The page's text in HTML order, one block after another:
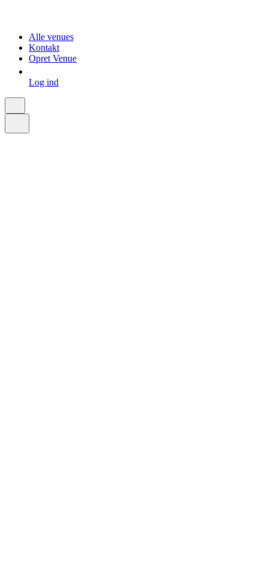
Alle venues
Kontakt
Opret Venue
Log ind